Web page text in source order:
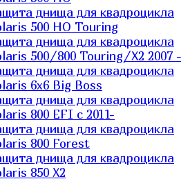
днища для квадроцикла
500 HO Touring
днища для квадроцикла
500/800 Touring/X2 2007 -
днища для квадроцикла
6х6 Big Boss
днища для квадроцикла
800 EFI с 2011-
днища для квадроцикла
800 Forest
днища для квадроцикла
850 X2